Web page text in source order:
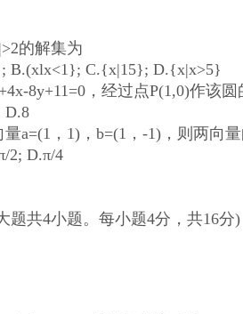
的解集为
C.{x|15}; D.{x|x>5}
8y+11=0，经过点P(1,0)作该圆
，1)，b=(1，-1)，则两向量
D.π/4
共4小题。每小题4分，共16分)